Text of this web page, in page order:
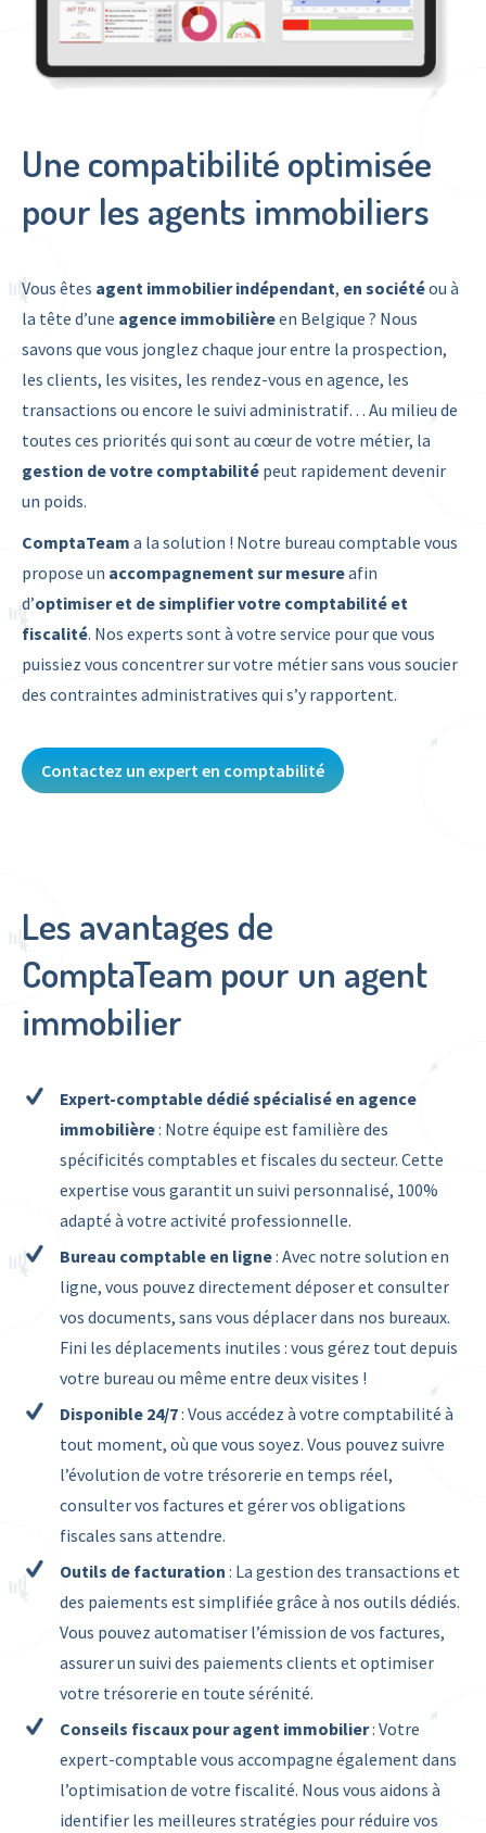
Une compatibilité optimisée
pour les agents immobiliers
Vous êtes agent immobilier indépendant, en sociétéou à
la tête d’une agence immobilièreen Belgique ? Nous
savons que vous jonglez chaque jour entre la prospection,
les clients, les visites, les rendez-vous en agence, les
transactions ou encore le suivi administratif… Au milieu de
toutes ces priorités qui sont au cœur de votre métier, la
gestion de votre comptabilité peut rapidement devenir
un poids.
ComptaTeam a la solution ! Notre bureau comptable vous
propose un accompagnement sur mesureafin
d’optimiser et de simplifier votre comptabilité et
fiscalité. Nos experts sont à votre service pour que vous
puissiez vous concentrer sur votre métier sans vous soucier
des contraintes administratives qui s’y rapportent.
Contactez un expert en comptabilité
Les avantages de
ComptaTeam pour un agent
immobilier
Expert-comptable dédié spécialisé en agence
immobilière: Notre équipe est familière des
spécificités comptables et fiscales du secteur. Cette
expertise vous garantit un suivi personnalisé, 100%
adapté à votre activité professionnelle.
Bureau comptable en ligne: Avec notre solution en
ligne, vous pouvez directement déposer et consulter
vos documents, sans vous déplacer dans nos bureaux.
Fini les déplacements inutiles : vous gérez tout depuis
votre bureau ou même entre deux visites !
Disponible 24/7: Vous accédez à votre comptabilité à
tout moment, où que vous soyez. Vous pouvez suivre
l’évolution de votre trésorerie en temps réel,
consulter vos factures et gérer vos obligations
fiscales sans attendre.
Outils de facturation : La gestion des transactions et
des paiements est simplifiée grâce à nos outils dédiés.
Vous pouvez automatiser l’émission de vos factures,
assurer un suivi des paiements clients et optimiser
votre trésorerie en toute sérénité.
Conseils fiscaux pour agent immobilier: Votre
expert-comptable vous accompagne également dans
l’optimisation de votre fiscalité. Nous vous aidons à
identifier les meilleures stratégies pour réduire vos